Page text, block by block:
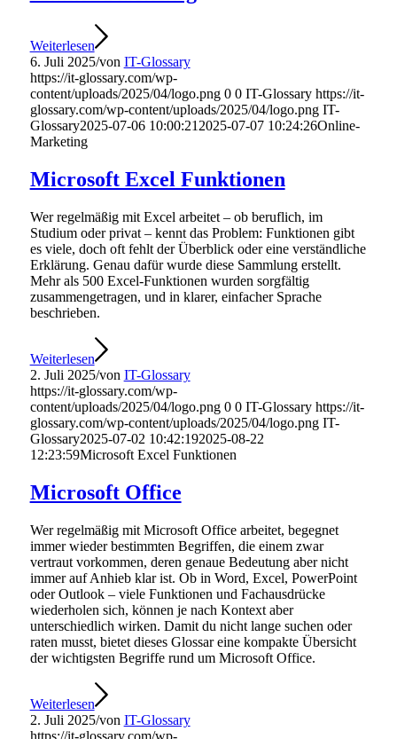
Weiterlesen
6. Juli 2025/von IT-Glossary
https://it-glossary.com/wp-
content/uploads/2025/04/logo.png 0 0 IT-Glossary https://it-
glossary.com/wp-content/uploads/2025/04/logo.png IT-
Glossary2025-07-06 10:00:21 2025-07-07 10:24:26Online-
Marketing
Microsoft Excel Funktionen
Wer regelmäßig mit Excel arbeitet – ob beruflich, im
Studium oder privat – kennt das Problem: Funktionen gibt
es viele, doch oft fehlt der Überblick oder eine verständliche
Erklärung. Genau dafür wurde diese Sammlung erstellt.
Mehr als 500 Excel-Funktionen wurden sorgfältig
zusammengetragen, und in klarer, einfacher Sprache
beschrieben.
Weiterlesen
2. Juli 2025/von IT-Glossary
https://it-glossary.com/wp-
content/uploads/2025/04/logo.png 0 0 IT-Glossary https://it-
glossary.com/wp-content/uploads/2025/04/logo.png IT-
Glossary2025-07-02 10:42:192025-08-22
12:23:59Microsoft Excel Funktionen
Microsoft Office
Wer regelmäßig mit Microsoft Office arbeitet, begegnet
immer wieder bestimmten Begriffen, die einem zwar
vertraut vorkommen, deren genaue Bedeutung aber nicht
immer auf Anhieb klar ist. Ob in Word, Excel, PowerPoint
oder Outlook – viele Funktionen und Fachausdrücke
wiederholen sich, können je nach Kontext aber
unterschiedlich wirken. Damit du nicht lange suchen oder
raten musst, bietet dieses Glossar eine kompakte Übersicht
der wichtigsten Begriffe rund um Microsoft Office.
Weiterlesen
2. Juli 2025/von IT-Glossary
https://it-glossary.com/wp-